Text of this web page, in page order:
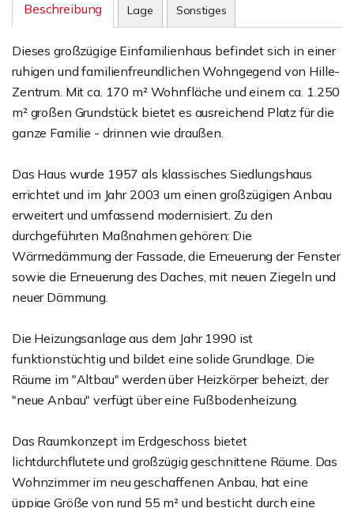
Beschreibung Lage Sonstiges
Dieses großzügige Einfamilienhaus befindet sich in einer
ruhigen und familienfreundlichen Wohngegend von Hille-
Zentrum. Mit ca. 170 m² Wohnfläche und einem ca. 1.250
m² großen Grundstück bietet es ausreichend Platz für die
ganze Familie - drinnen wie draußen.
Das Haus wurde 1957 als klassisches Siedlungshaus
errichtet und im Jahr 2003 um einen großzügigen Anbau
erweitert und umfassend modernisiert. Zu den
durchgeführten Maßnahmen gehören: Die
Wärmedämmung der Fassade, die Erneuerung der Fenster
sowie die Erneuerung des Daches, mit neuen Ziegeln und
neuer Dämmung.
Die Heizungsanlage aus dem Jahr 1990 ist
funktionstüchtig und bildet eine solide Grundlage. Die
Räume im "Altbau" werden über Heizkörper beheizt, der
"neue Anbau" verfügt über eine Fußbodenheizung.
Das Raumkonzept im Erdgeschoss bietet
lichtdurchflutete und großzügig geschnittene Räume. Das
Wohnzimmer im neu geschaffenen Anbau, hat eine
üppige Größe von rund 55 m² und besticht durch eine